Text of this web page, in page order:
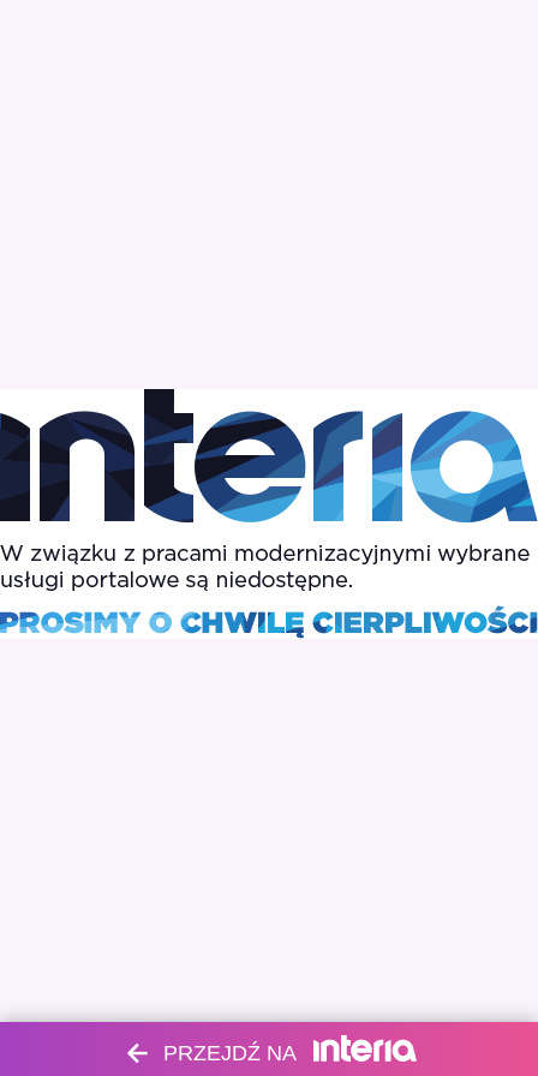
PRZEJDŹ NA